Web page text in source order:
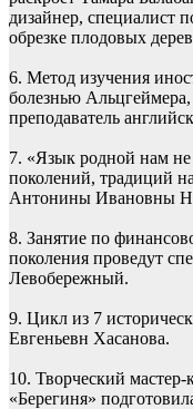
дизайнер, специалист
обрезке плодовых
6. Метод изучения
болезнью
преподаватель
7. «Язык родной нам не
поколений, традиций
Антонины Ивановны
8. Занятие по
поколения проведут
Левобережный.
9. Цикл из 7
Евгеньевн Хасанова.
10. Творческий
«Берегиня»